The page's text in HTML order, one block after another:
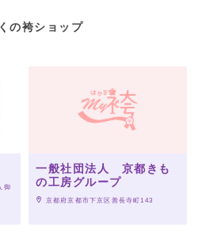
の袴ショップ
御
一般社団法人 京都きも
の工房グループ
京都府京都市下京区善長寺町143